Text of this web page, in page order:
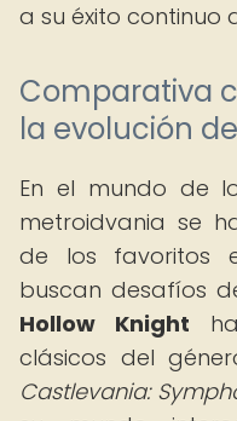
a su éxito continuo
Comparativa
la evolución
En el mundo de
metroidvania se
de los favoritos
buscan desafíos
Hollow Knight
clásicos del
Castlevania: